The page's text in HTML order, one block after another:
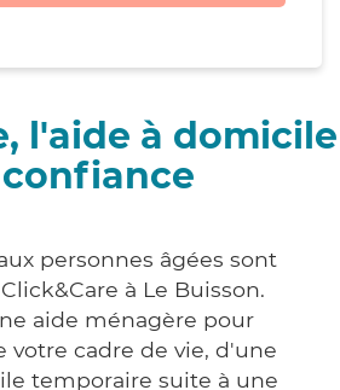
l'aide à domicile
personnes âgées sont
à Le Buisson.
aide ménagère pour
votre cadre de vie, d'une
temporaire suite à une